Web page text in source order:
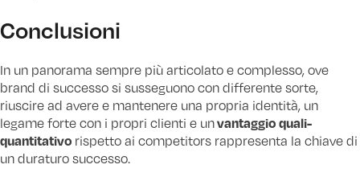
Conclusioni
In un panorama sempre più articolato e complesso, ove
brand di successo si susseguono con differente sorte,
riuscire ad avere e mantenere una propria identità, un
legame forte con i propri clienti e unvantaggio quali-
quantitativo rispetto ai competitors rappresenta la chiave di
un duraturo successo.